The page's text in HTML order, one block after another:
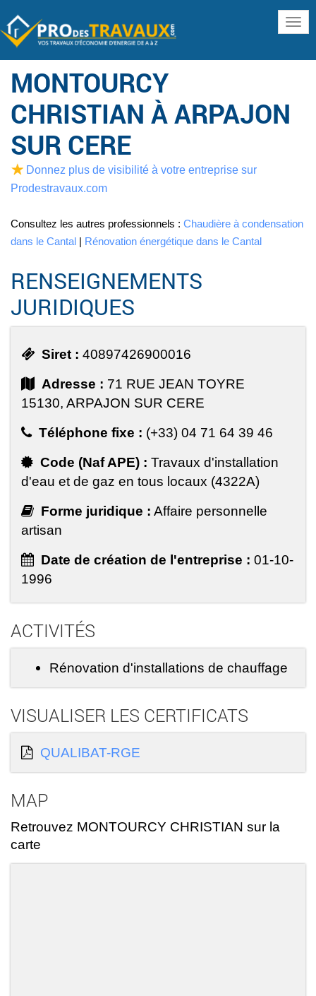
MONTOURCY
CHRISTIAN À ARPAJON
SUR CERE
Donnez plus de visibilité à votre entreprise sur
Prodestravaux.com
Consultez les autres professionnels : Chaudière à condensation
dans le Cantal | Rénovation énergétique dans le Cantal
RENSEIGNEMENTS
JURIDIQUES
Siret : 40897426900016
Adresse : 71 RUE JEAN TOYRE
15130, ARPAJON SUR CERE
Téléphone fixe : (+33) 04 71 64 39 46
Code (Naf APE) : Travaux d'installation
d'eau et de gaz en tous locaux (4322A)
Forme juridique : Affaire personnelle
artisan
Date de création de l'entreprise : 01-10-
1996
ACTIVITÉS
Rénovation d'installations de chauffage
VISUALISER LES CERTIFICATS
QUALIBAT-RGE
MAP
Retrouvez MONTOURCY CHRISTIAN sur la
carte